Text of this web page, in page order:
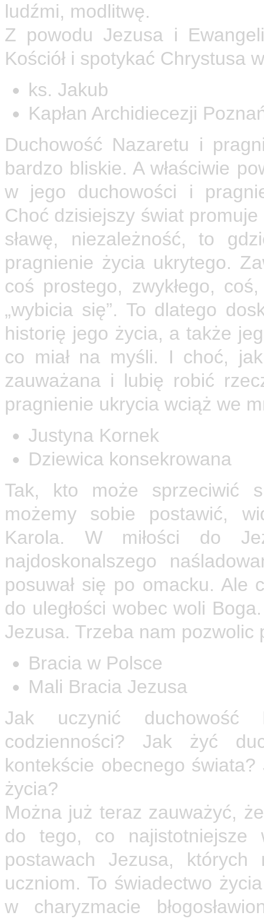
ludźmi, modlitwę.
Z powodu Jezusa i
Kościół i spotykać Chrystusa
ks. Jakub
Kapłan Archidiecezji
Duchowość Nazaretu i
bardzo bliskie. A właściwie
w jego duchowości i
Choć dzisiejszy świat
sławę, niezależność, to
pragnienie życia ukrytego.
coś prostego, zwykłego,
„wybicia się”. To dlatego
historię jego życia, a także
co miał na myśli. I choć,
zauważana i lubię robić
pragnienie ukrycia wciąż we
Justyna Kornek
Dziewica konsekrowana
Tak, kto może sprzeciwić
możemy sobie postawić,
Karola. W miłości do
najdoskonalszego
posuwał się po omacku. Ale
do uległości wobec woli
Jezusa. Trzeba nam pozwolic
Bracia w Polsce
Mali Bracia Jezusa
Jak uczynić duchowość
codzienności? Jak żyć
kontekście obecnego
życia?
Można już teraz zauważyć,
do tego, co najistotniejsze
postawach Jezusa,
uczniom. To świadectwo
w charyzmacie